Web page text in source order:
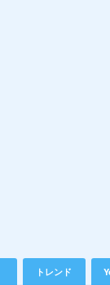
トレンド